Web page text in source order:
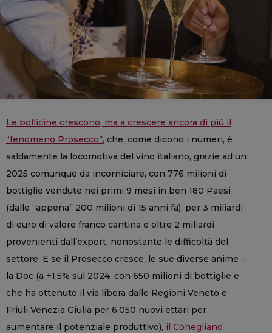
Le bollicine crescono, ma a crescere ancora di più il
“fenomeno Prosecco”, che, come dicono i numeri, è
saldamente la locomotiva del vino italiano, grazie ad un
2025 comunque da incorniciare, con 776 milioni di
bottiglie vendute nei primi 9 mesi in ben 180 Paesi
(dalle “appena” 200 milioni di 15 anni fa), per 3 miliardi
di euro di valore franco cantina e oltre 2 miliardi
provenienti dall’export, nonostante le difficoltà del
settore. E se il Prosecco cresce, le sue diverse anime -
la Doc (a +1,5% sul 2024, con 650 milioni di bottiglie e
che ha ottenuto il via libera dalle Regioni Veneto e
Friuli Venezia Giulia per 6.050 nuovi ettari per
aumentare il potenziale produttivo), il Conegliano